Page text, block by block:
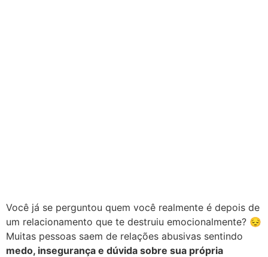
Você já se perguntou quem você realmente é depois de
um relacionamento que te destruiu emocionalmente? 😔
Muitas pessoas saem de relações abusivas sentindo
medo, insegurança e dúvida sobre sua própria